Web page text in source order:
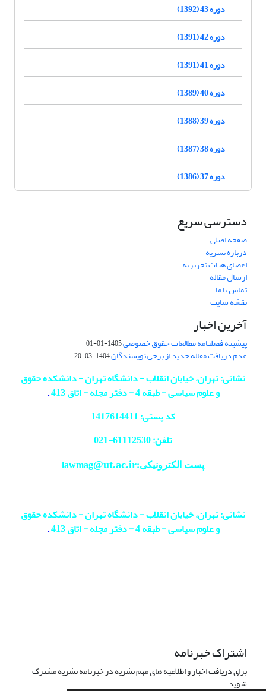
دوره 43 (1392)
دوره 42 (1391)
دوره 41 (1391)
دوره 40 (1389)
دوره 39 (1388)
دوره 38 (1387)
دوره 37 (1386)
دسترسی سریع
صفحه اصلی
درباره نشریه
اعضای هیات تحریریه
ارسال مقاله
تماس با ما
نقشه سایت
آخرین اخبار
پیشینه فصلنامه مطالعات حقوق خصوصی1405-01-01
عدم دریافت مقاله جدید از برخی نویسندگان1404-03-20
نشانی: تهران، خیابان انقلاب - دانشگاه تهران - دانشکده حقوق
و علوم سیاسی - طبقه 4 - دفتر مجله - اتاق 413
.
کد پستی: 1417614411
تلفن: 61112530-
021
پست الکترونیکی:lawmag@ut.ac.ir
نشانی: تهران، خیابان انقلاب - دانشگاه تهران - دانشکده حقوق
و علوم سیاسی - طبقه 4 - دفتر مجله - اتاق 413
.
اشتراک خبرنامه
برای دریافت اخبار و اطلاعیه های مهم نشریه در خبرنامه نشریه مشترک
شوید.